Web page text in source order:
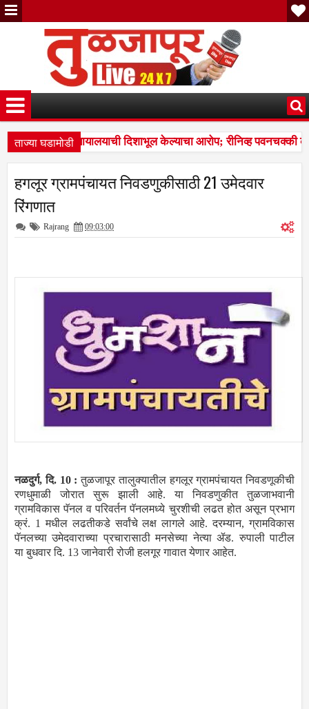
ताज्या घडामोडी
आधारे न्यायालयाची दिशाभूल केल्याचा आरोप; रीनिव्ह पवनचक्की
मान उंचावली; विद्यापीठाकडून नऊ गुणवंत खेळाडू, प्रशिक्षक व
आधारे न्यायालयाची दिशाभूल केल्याचा आरोप; रीनिव्ह पवनचक्की
हगलूर ग्रामपंचायत निवडणुकीसाठी 21 उमेदवार
रिंगणात
Rajrang 09:03:00
नळदुर्ग, दि. 10 : तुळजापूर तालुक्यातील हगलूर ग्रामपंचायत निवडणूकीची
रणधुमाळी जोरात सुरू झाली आहे. या निवडणुकीत तुळजाभवानी
ग्रामविकास पॅनल व परिवर्तन पॅनलमध्ये चुरशीची लढत होत असून प्रभाग
क्रं. 1 मधील लढतीकडे सर्वांचे लक्ष लागले आहे. दरम्यान, ग्रामविकास
पॅनलच्या उमेदवाराच्या प्रचारासाठी मनसेच्या नेत्या ॲड. रुपाली पाटील
या बुधवार दि. 13 जानेवारी रोजी हलगूर गावात येणार आहेत.